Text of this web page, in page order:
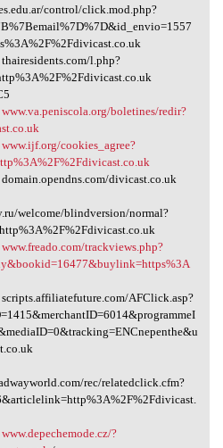
control/click.mod.php?
l.php?
www.va.peniscola.org/boletines/redir?
www.ijf.org/cookies_agree?
divicast.co.uk
welcome/blindversion/normal?
www.freado.com/trackviews.php?
AFClick.asp?
rec/relatedclick.cfm?
www.depechemode.cz/?